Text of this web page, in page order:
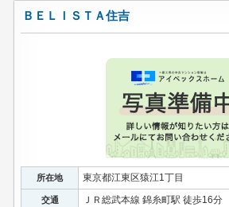
ＢＥＬＩＳＴＡ住吉
所在地 東京都江東区猿江1丁目
交通 ＪＲ総武本線 錦糸町駅 徒歩16分